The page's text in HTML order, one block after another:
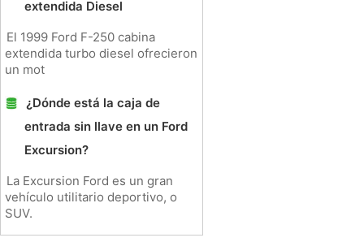
extendida Diesel
El 1999 Ford F-250 cabina
extendida turbo diesel ofrecieron
un mot
¿Dónde está la caja de
entrada sin llave en un Ford
Excursion?
La Excursion Ford es un gran
vehículo utilitario deportivo, o
SUV.